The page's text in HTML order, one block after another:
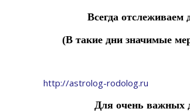
Всегда
(В такие дни значимые
http://astrolog-rodolog.ru
Для очень важных